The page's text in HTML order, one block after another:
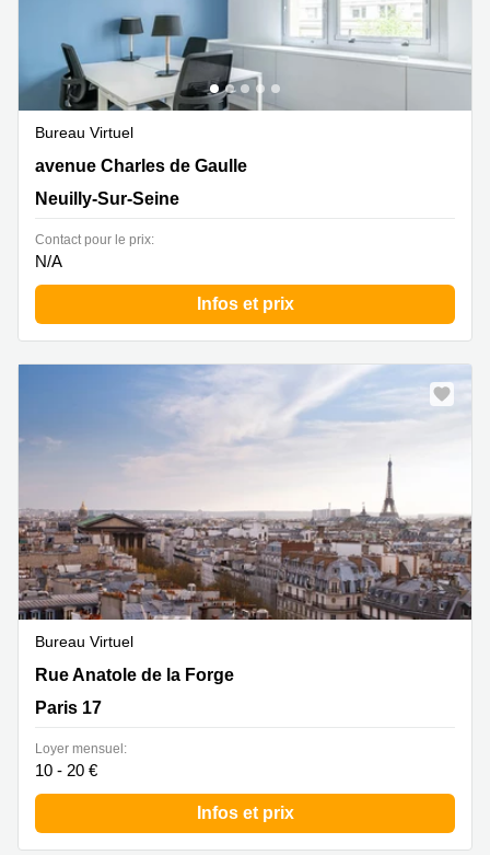
Bureau Virtuel
191-195 avenue Charles de Gaulle, Neuilly-Sur-Seine
avenue Charles de Gaulle
Neuilly-Sur-Seine
Contact pour le prix:
N/A
Infos et prix
Bureau Virtuel
Rue Anatole de la Forge 9, Paris 17
Rue Anatole de la Forge
Paris 17
Loyer mensuel:
10 - 20 €
Infos et prix